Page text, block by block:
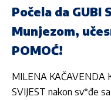
Počela da GUBI
Munjezom,
POMOĆ!
MILENA KAČAVENDA
SVIJEST nakon sv*đe